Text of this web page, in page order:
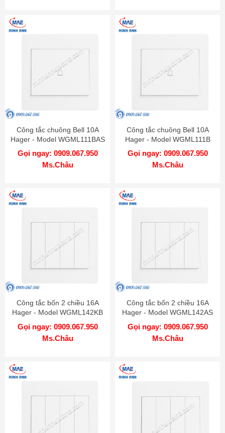
Công tắc chuông Bell 10A
Hager - Model WGML111BAS
Gọi ngay: 0909.067.950
Ms.Châu
Công tắc chuông Bell 10A
Hager - Model WGML111B
Gọi ngay: 0909.067.950
Ms.Châu
Công tắc bốn 2 chiều 16A
Hager - Model WGML142KB
Gọi ngay: 0909.067.950
Ms.Châu
Công tắc bốn 2 chiều 16A
Hager - Model WGML142AS
Gọi ngay: 0909.067.950
Ms.Châu